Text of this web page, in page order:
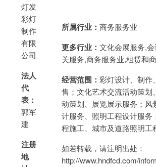
灯发
彩灯
制作
有限
公司
法人
代
表：
郭军
建
注册
地
所属行业： 商务服务业
更多行业： 文化会展服务,
关服务,商务服务业,租赁和
经营范围： 彩灯设计、制作
售；文化艺术交流活动策划
动策划、展览展示服务；风
计服务、照明工程设计服务
程施工、城市及道路照明工
如若转载，请注明出处：
http://www.hndfcd.com/